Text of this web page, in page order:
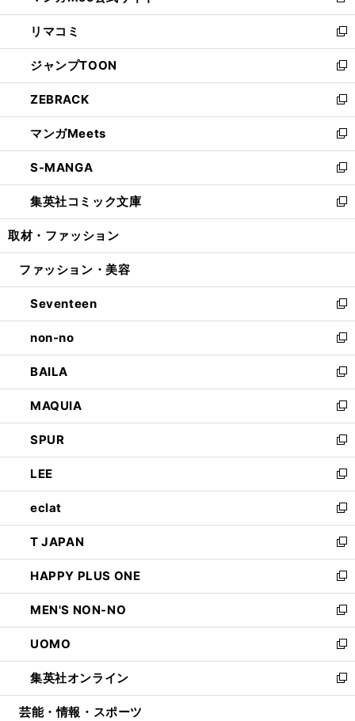
ウ
で
開
く
ン
ド
ウ
で
開
く
ウ
ィ
ン
ド
ウ
で
開
く
し
い
ウ
ィ
ン
ド
ウ
で
開
く
リマコミ
新
し
い
ウ
ィ
ン
ド
ウ
で
開
く
ジャンプTOON
新
し
い
ウ
ィ
ン
ド
ウ
で
開
ZEBRACK
新
し
い
ウ
ィ
ン
ド
ウ
開
マンガMeets
新
し
い
ウ
ィ
ン
ウ
開
く
S-MANGA
新
し
い
ウ
ン
ウ
で
開
く
集英社コミック文庫
新
し
ウ
ン
ド
ウ
で
開
く
取材・ファッション
ファッション・美容
Seventeen
新
し
い
ウ
ィ
ン
ド
ウ
で
開
く
non-no
新
し
い
ウ
ィ
ン
ド
ウ
で
開
く
BAILA
新
し
い
ウ
ィ
ン
ド
ウ
で
開
く
MAQUIA
新
し
い
ウ
ィ
ン
ド
ウ
で
開
く
SPUR
新
し
い
ウ
ィ
ン
ド
ウ
で
開
く
LEE
新
し
い
ウ
ィ
ン
ド
ウ
で
開
く
eclat
新
し
い
ウ
ィ
ン
ド
ウ
で
開
く
T JAPAN
新
し
い
ウ
ィ
ン
ド
ウ
で
開
HAPPY PLUS ONE
新
し
い
ウ
ィ
ン
ド
ウ
MEN'S NON-NO
新
し
い
ウ
ィ
ン
UOMO
新
し
い
ウ
集英社オンライン
新
し
芸能・情報・スポーツ